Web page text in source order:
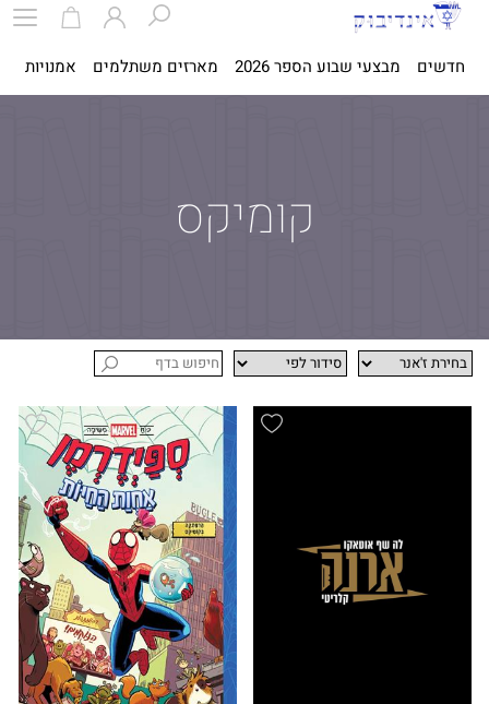
חדשים מבצעי שבוע הספר 2026 מארזים משתלמים אמנויות
קומיקס